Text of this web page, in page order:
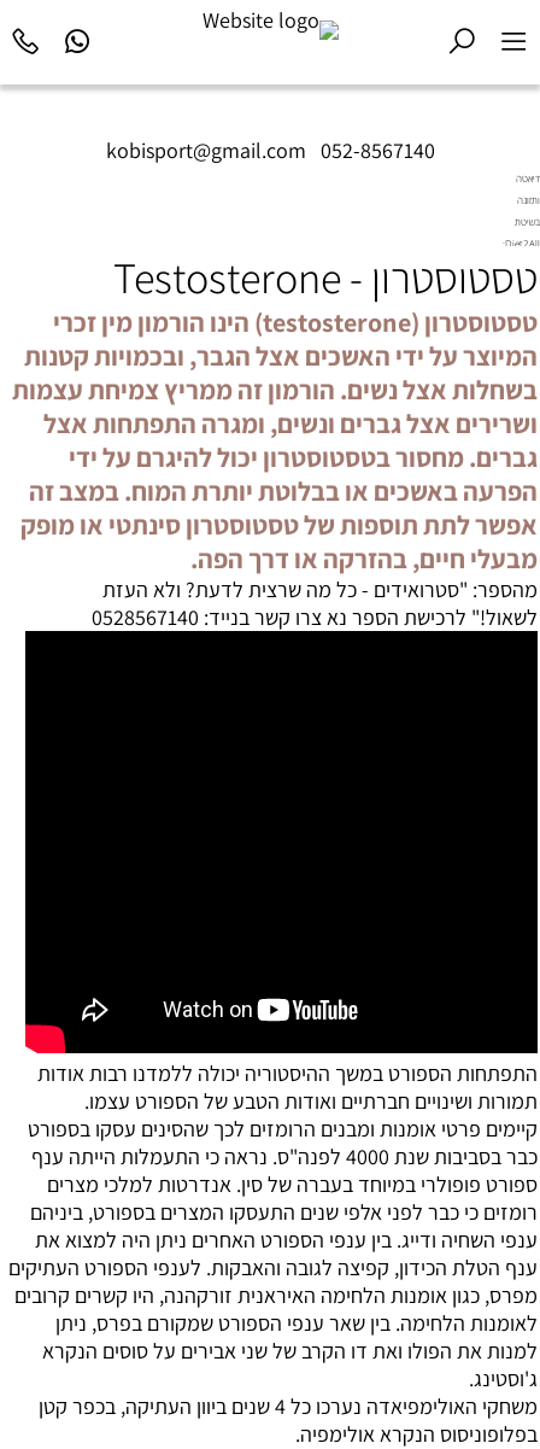
kobisport@gmail.com 052-8567140
דיאטה
ותזונה
בשיטת
Diet2All:
שמאחורי
המושלם.
טסטוסטרון - Testosterone
טסטוסטרון (testosterone) הינו הורמון מין זכרי
המיוצר על ידי האשכים אצל הגבר, ובכמויות קטנות
בשחלות אצל נשים. הורמון זה ממריץ צמיחת עצמות
ושרירים אצל גברים ונשים, ומגרה התפתחות אצל
גברים. מחסור בטסטוסטרון יכול להיגרם על ידי
הפרעה באשכים או בבלוטת יותרת המוח. במצב זה
אפשר לתת תוספות של טסטוסטרון סינתטי או מופק
מבעלי חיים, בהזרקה או דרך הפה.
מהספר: "סטרואידים - כל מה שרצית לדעת? ולא העזת
לשאול!" לרכישת הספר נא צרו קשר בנייד: 0528567140
התפתחות הספורט במשך ההיסטוריה יכולה ללמדנו רבות אודות
תמורות ושינויים חברתיים ואודות הטבע של הספורט עצמו.
קיימים פרטי אומנות ומבנים הרומזים לכך שהסינים עסקו בספורט
כבר בסביבות שנת 4000 לפנה"ס. נראה כי התעמלות הייתה ענף
ספורט פופולרי במיוחד בעברה של סין. אנדרטות למלכי מצרים
רומזים כי כבר לפני אלפי שנים התעסקו המצרים בספורט, ביניהם
ענפי השחיה ודייג. בין ענפי הספורט האחרים ניתן היה למצוא את
ענף הטלת הכידון, קפיצה לגובה והאבקות. לענפי הספורט העתיקים
מפרס, כגון אומנות הלחימה האיראנית זורקהנה, היו קשרים קרובים
לאומנות הלחימה. בין שאר ענפי הספורט שמקורם בפרס, ניתן
למנות את הפולו ואת דו הקרב של שני אבירים על סוסים הנקרא
ג'וסטינג.
משחקי האולימפיאדה נערכו כל 4 שנים ביוון העתיקה, בכפר קטן
בפלופוניסוס הנקרא אולימפיה.